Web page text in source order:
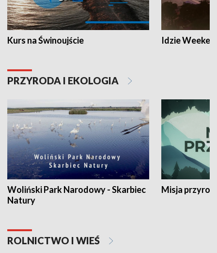
Kurs na Świnoujście Idzie
PRZYRODA I EKOLOGIA
Woliński Park Narodowy - Skarbiec
Natury
Misja
ROLNICTWO I WIEŚ